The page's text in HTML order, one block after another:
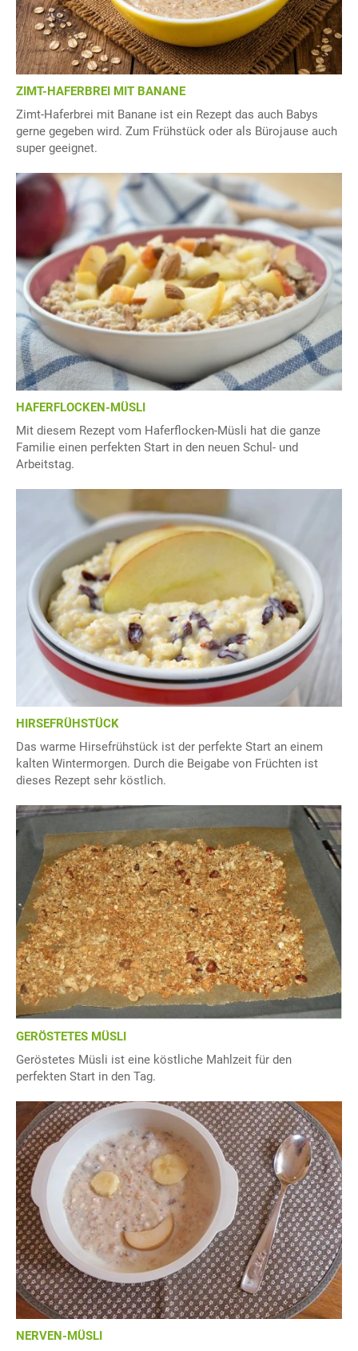
ZIMT-HAFERBREI MIT BANANE
Zimt-Haferbrei mit Banane ist ein Rezept das auch Babys
gerne gegeben wird. Zum Frühstück oder als Bürojause auch
super geeignet.
HAFERFLOCKEN-MÜSLI
Mit diesem Rezept vom Haferflocken-Müsli hat die ganze
Familie einen perfekten Start in den neuen Schul- und
Arbeitstag.
HIRSEFRÜHSTÜCK
Das warme Hirsefrühstück ist der perfekte Start an einem
kalten Wintermorgen. Durch die Beigabe von Früchten ist
dieses Rezept sehr köstlich.
GERÖSTETES MÜSLI
Geröstetes Müsli ist eine köstliche Mahlzeit für den
perfekten Start in den Tag.
NERVEN-MÜSLI